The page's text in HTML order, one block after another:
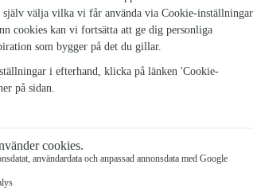
Den lilla boxens diameter är ca 14,5 cm.